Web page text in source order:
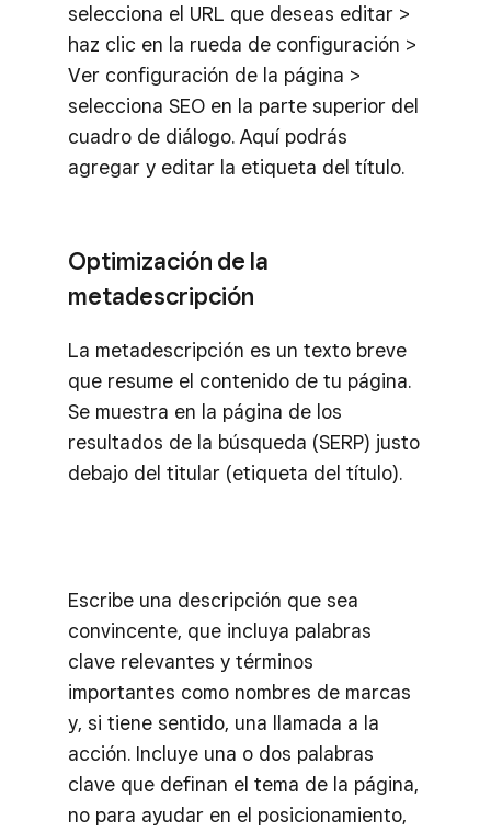
selecciona el URL que deseas editar >
haz clic en la rueda de configuración >
Ver configuración de la página >
selecciona SEO en la parte superior del
cuadro de diálogo. Aquí podrás
agregar y editar la etiqueta del título.
Optimización de la
metadescripción
La metadescripción es un texto breve
que resume el contenido de tu página.
Se muestra en la página de los
resultados de la búsqueda (SERP) justo
debajo del titular (etiqueta del título).
Escribe una descripción que sea
convincente, que incluya palabras
clave relevantes y términos
importantes como nombres de marcas
y, si tiene sentido, una llamada a la
acción. Incluye una o dos palabras
clave que definan el tema de la página,
no para ayudar en el posicionamiento,